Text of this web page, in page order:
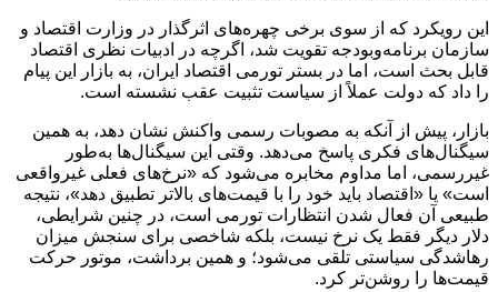
این رویکرد که از سوی برخی چهره‌های اثرگذار در وزارت اقتصاد و
سازمان برنامه‌وبودجه تقویت شد، اگرچه در ادبیات نظری اقتصاد
قابل بحث است، اما در بستر تورمی اقتصاد ایران، به بازار این پیام
را داد که دولت عملاً از سیاست تثبیت عقب نشسته است.
بازار، پیش از آنکه به مصوبات رسمی واکنش نشان دهد، به همین
سیگنال‌های فکری پاسخ می‌دهد. وقتی این سیگنال‌ها به‌طور
غیررسمی، اما مداوم مخابره می‌شود که «نرخ‌های فعلی غیرواقعی
است» یا «اقتصاد باید خود را با قیمت‌های بالاتر تطبیق دهد»، نتیجه
طبیعی آن فعال شدن انتظارات تورمی است، در چنین شرایطی،
دلار دیگر فقط یک نرخ نیست، بلکه شاخصی برای سنجش میزان
رهاشدگی سیاستی تلقی می‌شود؛ و همین برداشت، موتور حرکت
قیمت‌ها را روشن‌تر کرد.